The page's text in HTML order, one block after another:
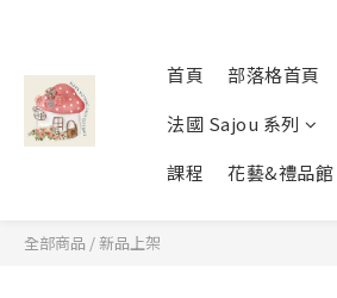
首頁 部落格首頁
法國 Sajou 系列
課程
花藝&禮品館
全部商品 /新品上架